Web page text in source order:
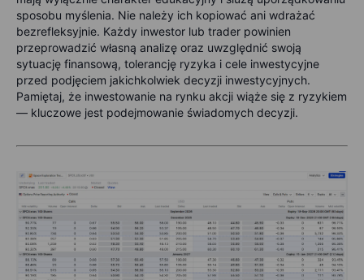
sposobu myślenia. Nie należy ich kopiować ani wdrażać
bezrefleksyjnie. Każdy inwestor lub trader powinien
przeprowadzić własną analizę oraz uwzględnić swoją
sytuację finansową, tolerancję ryzyka i cele inwestycyjne
przed podjęciem jakichkolwiek decyzji inwestycyjnych.
Pamiętaj, że inwestowanie na rynku akcji wiąże się z ryzykiem
— kluczowe jest podejmowanie świadomych decyzji.